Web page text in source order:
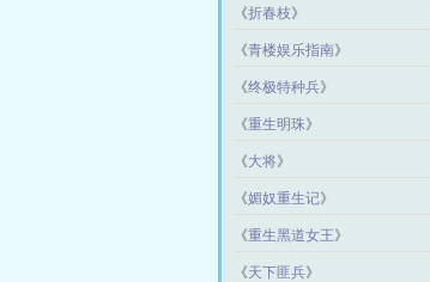
《折春枝》
《青楼娱乐指南》
《终极特种兵》
《重生明珠》
《大将》
《媚奴重生记》
《重生黑道女王》
《天下匪兵》